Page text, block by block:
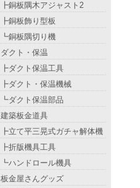
┣銅板隅木アジャスト2
┣銅板飾り型板
┗銅板隅切り機
ダクト・保温
┣ダクト保温工具
┣ダクト・保温機械
┗ダクト保温部品
建築板金道具
┣立て平三晃式ガチャ解体機
┣折版機具工具
┗ハンドロール機具
板金屋さんグッズ